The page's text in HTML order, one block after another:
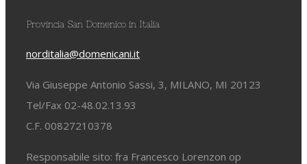
Provincia San Domenico in Italia
norditalia@domenicani.it
Via Giuseppe Antonio Sassi, 3, MILANO, MI 20123
Tel/Fax 02-48.02.13.93
C.F. 00827210378
Responsabile sito: fra Francesco Lorenzon op